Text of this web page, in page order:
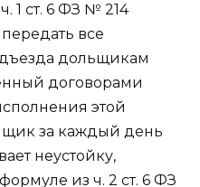
1 ст. 6 ФЗ № 214
все
дольщикам
договорами
этой
за каждый день
неустойку,
из ч. 2 ст. 6 ФЗ